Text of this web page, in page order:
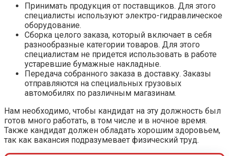
Принимать продукция от поставщиков. Для этого
специалисты используют электро-гидравлическое
оборудование.
Сборка целого заказа, который включает в себя
разнообразные категории товаров. Для этого
специалистам не придется использовать в работе
устаревшие бумажные накладные.
Передача собранного заказа в доставку. Заказы
отправляются на специальных грузовых
автомобилях по различным магазинам.
Нам необходимо, чтобы кандидат на эту должность был
готов много работать, в том числе и в ночное время.
Также кандидат должен обладать хорошим здоровьем,
так как вакансия подразумевает физический труд.